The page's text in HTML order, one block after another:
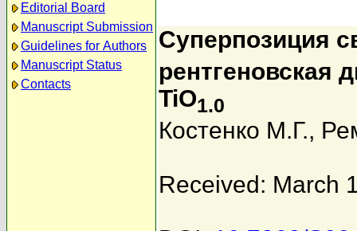
Editorial Board
Manuscript Submission
Guidelines for Authors
Manuscript Status
Contacts
Суперпозиция
рентгеновская
TiO1.0
Костенко М.Г.,
Received: March